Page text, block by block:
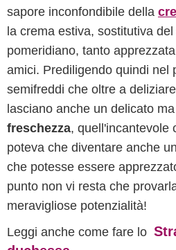
sapore inconfondibile della
la crema estiva, sostitutiva
pomeridiano, tanto
amici. Prediligendo quindi nel
semifreddi che oltre a
lasciano anche un delicato
freschezza, quell'incantevole
poteva che diventare anche
che potesse essere
punto non vi resta che
meravigliose potenzialità!
Leggi anche come fare lo